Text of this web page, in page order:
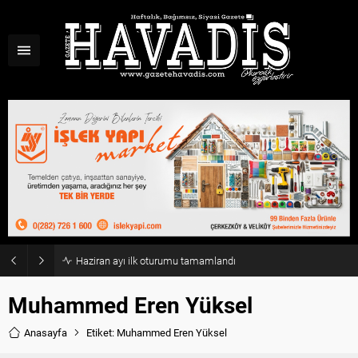
Haziran ayı ilk oturumu tamamlandı
Muhammed Eren Yüksel
Anasayfa Etiket: Muhammed Eren Yüksel